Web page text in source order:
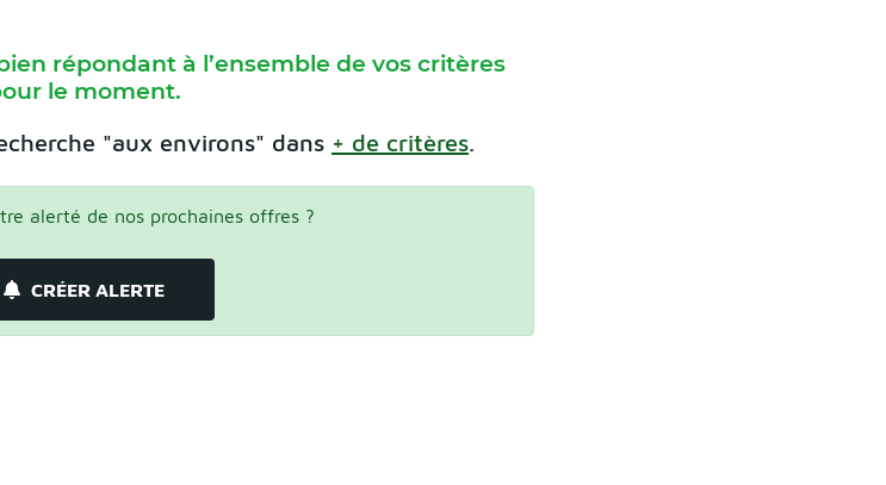
répondant à l’ensemble de vos critères
le moment.
"aux environs" dans + de critères.
alerté de nos prochaines offres ?
CRÉER ALERTE